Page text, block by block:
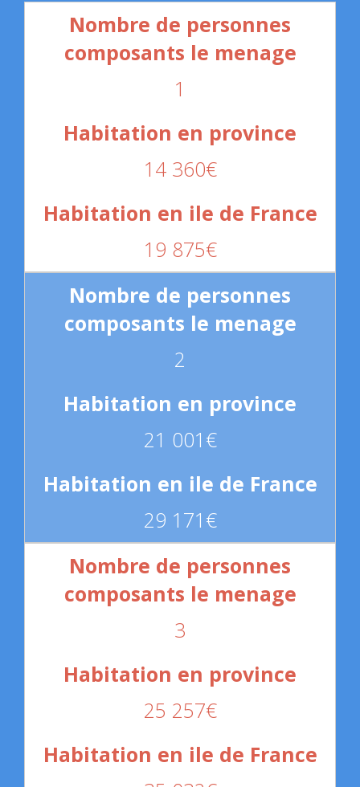
1
14 360€
19 875€
2
21 001€
29 171€
3
25 257€